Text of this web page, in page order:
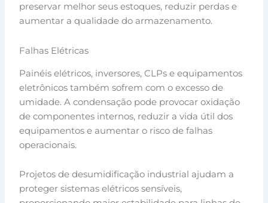
preservar melhor seus estoques, reduzir perdas e
aumentar a qualidade do armazenamento.
Falhas Elétricas
Painéis elétricos, inversores, CLPs e equipamentos
eletrônicos também sofrem com o excesso de
umidade. A condensação pode provocar oxidação
de componentes internos, reduzir a vida útil dos
equipamentos e aumentar o risco de falhas
operacionais.
Projetos de desumidificação industrial ajudam a
proteger sistemas elétricos sensíveis,